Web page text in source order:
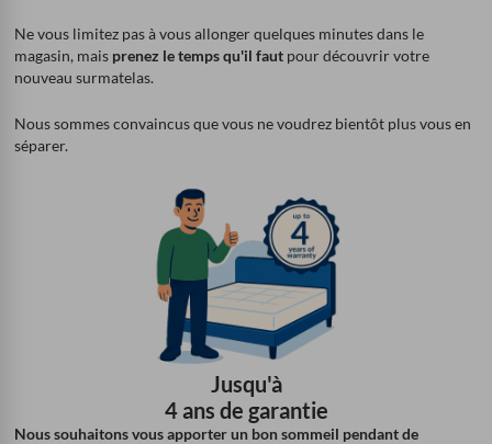
Ne vous limitez pas à vous allonger quelques minutes dans le
magasin, mais prenez le temps qu'il faut pour découvrir votre
nouveau surmatelas.
Nous sommes convaincus que vous ne voudrez bientôt plus vous en
séparer.
Jusqu'à
4 ans de garantie
Nous souhaitons vous apporter un bon sommeil pendant de